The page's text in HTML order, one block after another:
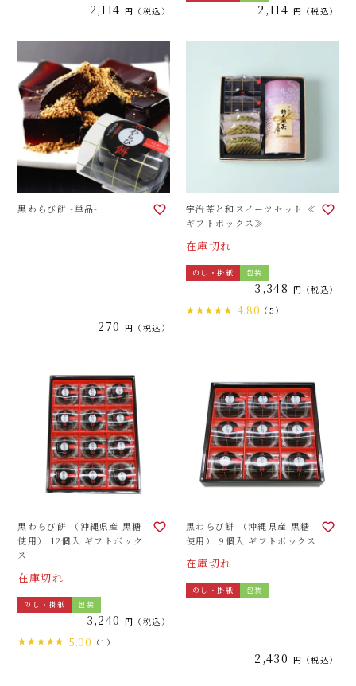
2,114 税込 2,114 税込
黒わらび餅 -単品-
270 税込
宇治茶と和スイーツセット ≪
ギフトボックス≫
在庫切れ
のし・掛紙 包装
3,348 税込
4.80 （5）
黒わらび餅 （沖縄県産 黒糖
使用） 12個入 ギフトボック
ス
在庫切れ
のし・掛紙 包装
3,240 税込
5.00 （1）
黒わらび餅 （沖縄県産 黒糖
使用） 9個入 ギフトボックス
在庫切れ
のし・掛紙 包装
2,430 税込